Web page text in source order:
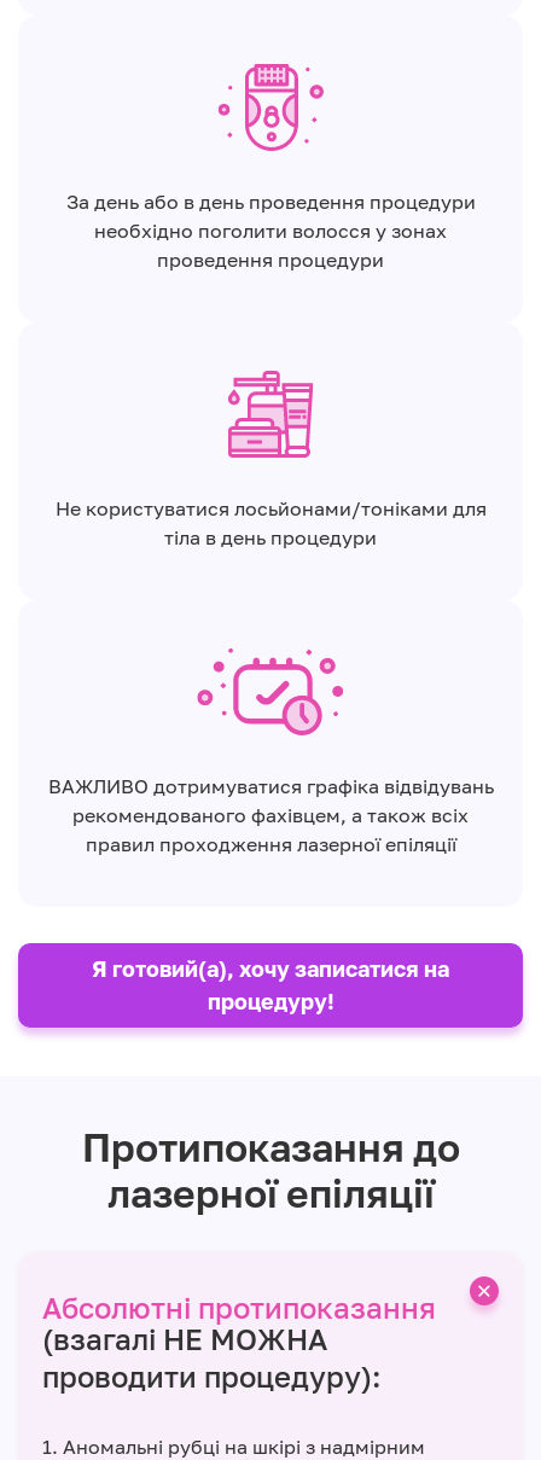
За день або в день проведення процедури
необхідно поголити волосся у зонах
проведення процедури
Не користуватися лосьйонами/тоніками для
тіла в день процедури
ВАЖЛИВО дотримуватися графіка відвідувань
рекомендованого фахівцем, а також всіх
правил проходження лазерної епіляції
Я готовий(а), хочу записатися на
процедуру!
Протипоказання до
лазерної епіляції
Абсолютні протипоказання
(взагалі НЕ МОЖНА
проводити процедуру):
1. Аномальні рубці на шкірі з надмірним